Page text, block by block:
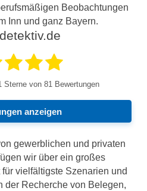
Beobachtungen
Inn und ganz Bayern.
Sterne von 81 Bewertungen
anzeigen
gewerblichen und privaten
wir über ein großes
vielfältigste Szenarien und
der Recherche von Belegen,